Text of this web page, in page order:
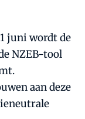
juni wordt de
NZEB-tool
aan deze